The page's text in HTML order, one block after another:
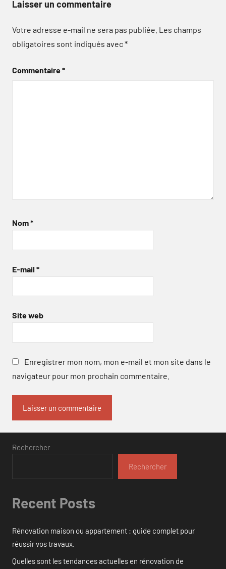
Laisser un commentaire
Votre adresse e-mail ne sera pas publiée. Les champs
obligatoires sont indiqués avec*
Commentaire*
Nom*
E-mail *
Site web
Enregistrer mon nom, mon e-mail et mon site dans le
navigateur pour mon prochain commentaire.
Rechercher
Rechercher
Recent Posts
Rénovation maison ou appartement : guide complet pour
réussir vos travaux.
Quelles sont les tendances actuelles en rénovation de